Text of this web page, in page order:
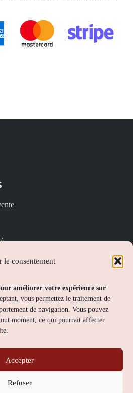
le consentement
améliorer votre expérience sur
vous permettez le traitement de
de navigation. Vous pouvez
moment, ce qui pourrait affecter
Accepter
Refuser